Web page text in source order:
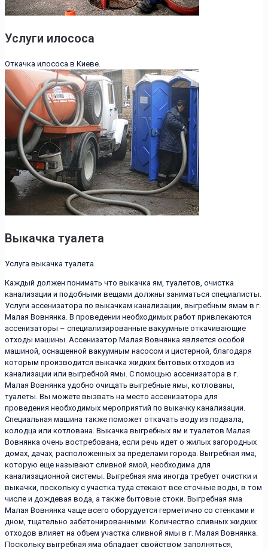
Услуги илососа
Откачка илососа в Киеве.
Выкачка туалета
Услуга выкачка туалета.
Каждый должен понимать что выкачка ям, туалетов, очистка
канализации и подобными вещами должны заниматься специалисты.
Услуги ассенизатора по выкачкам канализации, выгребным ямам в г.
Малая Вовнянка. В проведении необходимых работ привлекаются
ассенизаторы – специализированные вакуумные откачивающие
отходы машины. Ассенизатор Малая Вовнянка является особой
машиной, оснащенной вакуумным насосом и цистерной, благодаря
которым производится выкачка жидких бытовых отходов из
канализации или выгребной ямы. С помощью ассенизатора в г.
Малая Вовнянка удобно очищать выгребные ямы, котлованы,
туалеты. Вы можете вызвать на место ассенизатора для
проведения необходимых мероприятий по выкачку канализации.
Специальная машина также поможет откачать воду из подвала,
колодца или котлована. Выкачка выгребных ям и туалетов Малая
Вовнянка очень востребована, если речь идет о жилых загородных
домах, дачах, расположенных за пределами города. Выгребная яма,
которую еще называют сливной ямой, необходима для
канализационной системы. Выгребная яма иногда требует очистки и
выкачки, поскольку с участка туда стекают все сточные воды, в том
числе и дождевая вода, а также бытовые стоки. Выгребная яма
Малая Вовнянка чаще всего оборудуется герметично со стенками и
дном, тщательно забетонированными. Количество сливных жидких
отходов влияет на объем участка сливной ямы в г. Малая Вовнянка.
Поскольку выгребная яма обладает свойством заполняться,